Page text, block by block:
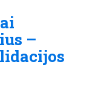
–